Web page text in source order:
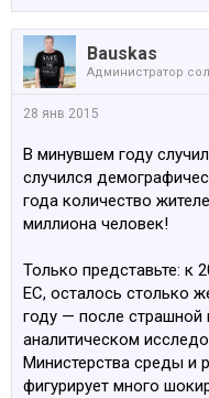
Bauskas
Администратop
28 янв 2015
В минувшем году
случился
года количество
миллиона человек!
Только представьте: к
ЕС, осталось столько
году — после страшной
аналитическом
Министерства среды и
фигурирует много